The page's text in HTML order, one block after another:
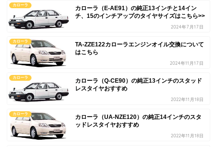
カローラ
カローラ（E-AE91）の純正13インチと14イン
チ、15のインチアップのタイヤサイズはこちら>>
2024年7月17日
カローラ
TA-ZZE122カローラエンジンオイル交換について
はこちら
2024年11月17日
カローラ
カローラ（Q-CE90）の純正13インチのスタッド
レスタイヤおすすめ
2022年11月18日
カローラ
カローラ（UA-NZE120）の純正14インチのスタ
ッドレスタイヤおすすめ
2022年11月18日